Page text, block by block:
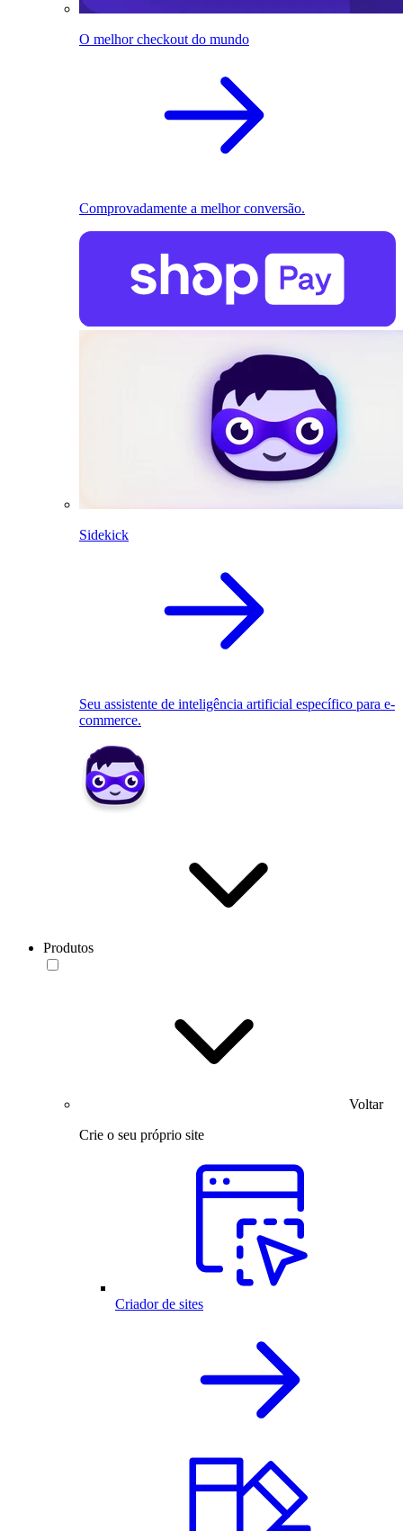
O melhor checkout do mundo
Comprovadamente a melhor conversão.
Sidekick
Seu assistente de inteligência artificial específico para e-
commerce.
Produtos
Voltar
Crie o seu próprio site
Criador de sites